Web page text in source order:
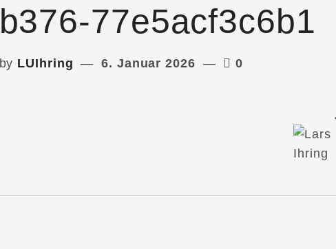
b376-77e5acf3c6b1
by LUIhring 6. Januar 2026 0